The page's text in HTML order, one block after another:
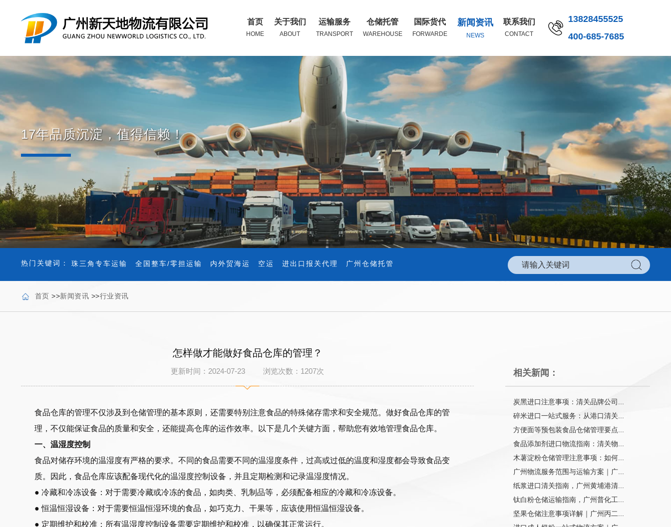
首页
HOME
关于我们
ABOUT
运输服务
TRANSPORT
仓储托管
WAREHOUSE
国际货代
FORWARDE
新闻资讯
NEWS
联系我们
CONTACT
13828455525
400-685-7685
17年品质沉淀，值得信赖！
热门关键词： 珠三角专车运输 全国整车/零担运输 内外贸海运 空运 进出口报关代理 广州仓储托管
首页 >>新闻资讯 >>行业资讯
怎样做才能做好食品仓库的管理？
更新时间：2024-07-23 浏览次数： 1207次
食品仓库的管理不仅涉及到仓储管理的基本原则，还需要特别注意食品的特殊储存需求和安全规范。做好食品仓库的管
理，不仅能保证食品的质量和安全，还能提高仓库的运作效率。以下是几个关键方面，帮助您有效地管理食品仓库。
一、温湿度控制
食品对储存环境的温湿度有严格的要求。不同的食品需要不同的温湿度条件，过高或过低的温度和湿度都会导致食品变
质。因此，食品仓库应该配备现代化的温湿度控制设备，并且定期检测和记录温湿度情况。
● 冷藏和冷冻设备：对于需要冷藏或冷冻的食品，如肉类、乳制品等，必须配备相应的冷藏和冷冻设备。
● 恒温恒湿设备：对于需要恒温恒湿环境的食品，如巧克力、干果等，应该使用恒温恒湿设备。
● 定期维护和校准：所有温湿度控制设备需要定期维护和校准，以确保其正常运行。
相关新闻：
炭黑进口注意事项：清关品牌公司...
碎米进口一站式服务：从港口清关...
方便面等预包装食品仓储管理要点...
食品添加剂进口物流指南：清关物...
木薯淀粉仓储管理注意事项：如何...
广州物流服务范围与运输方案｜广...
纸浆进口清关指南，广州黄埔港清...
钛白粉仓储运输指南，广州普化工...
坚果仓储注意事项详解｜广州丙二...